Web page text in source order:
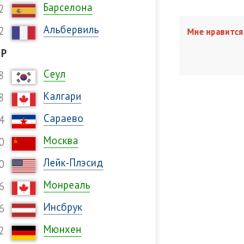
Барселона
Альбервиль
Сеул
Калгари
Сараево
Москва
Лейк-Плэсид
Монреаль
Инсбрук
Мюнхен
Мне нравится